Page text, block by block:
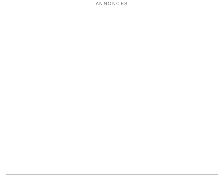
ANNONCES